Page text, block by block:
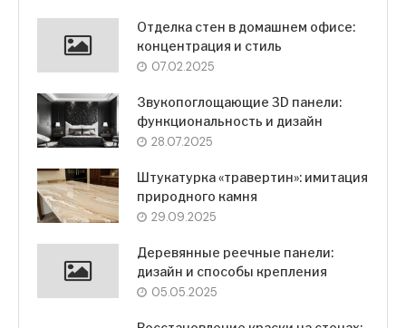
Отделка стен в домашнем офисе:
концентрация и стиль
07.02.2025
Звукопоглощающие 3D панели:
функциональность и дизайн
28.07.2025
Штукатурка «травертин»: имитация
природного камня
29.09.2025
Деревянные реечные панели:
дизайн и способы крепления
05.05.2025